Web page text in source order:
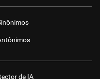
de IA